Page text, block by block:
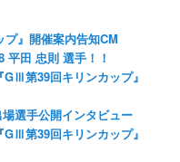
プ』開催案内告知CM
平田 忠則 選手！！
第39回キリンカップ』
選手公開インタビュー
第39回キリンカップ』